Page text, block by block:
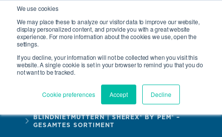
We use cookies
We may place these to analyze our visitor data to improve our website,
display personalized content, and provide you with a great website
experience. For more information about the cookies we use, open the
settings.
If you decline, your information will not be collected when you visit this
website. A single cookie is set in your browser to remind you that you do
not want to be tracked.
Cookie preferences Accept Decline
Suche
BLINDNIETMUTTERN | SHEREX® BY PEM® –
GESAMTES SORTIMENT